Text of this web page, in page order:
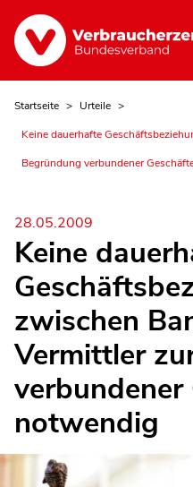
Startseite
Urteile
Keine dauerhafte
Begründung verbundener
28.05.2009
Keine
zwischen
Vermittler
verbundener
notwendig